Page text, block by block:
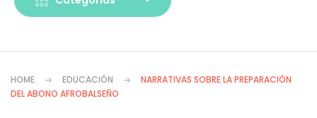
HOME EDUCACIÓN
NARRATIVAS SOBRE LA PREPARACIÓN
DEL ABONO AFROBALSEÑO